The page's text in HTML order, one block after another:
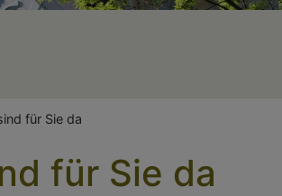
für Sie da
für Sie da